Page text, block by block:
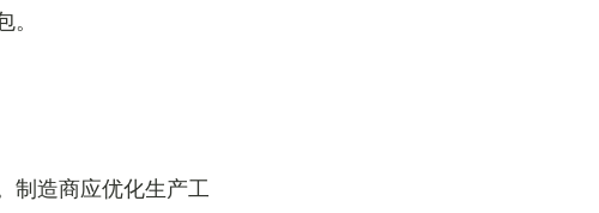
制造商应优化生产工